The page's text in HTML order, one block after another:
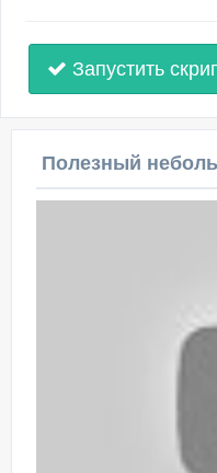
Запустить